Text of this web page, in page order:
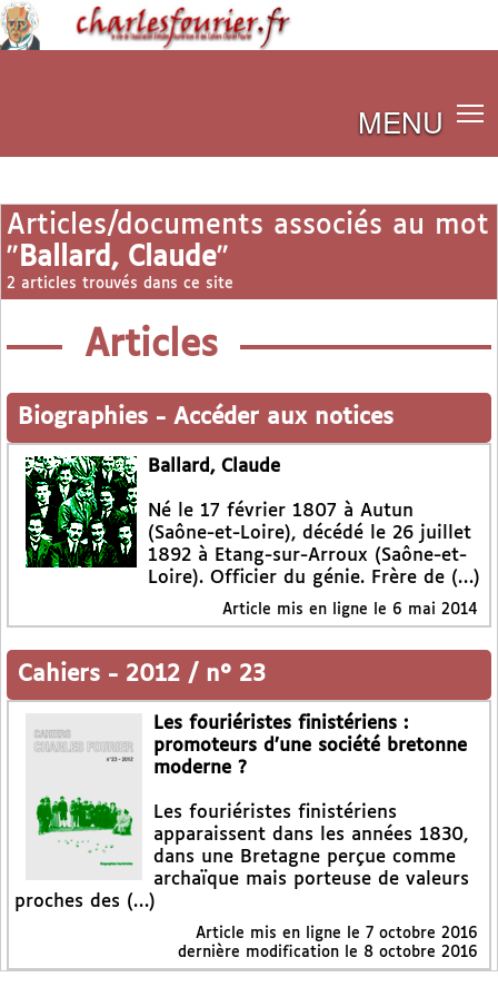
MENU
Articles/documents associés au mot
" Ballard, Claude"
2 articles trouvés dans ce site
Articles
Biographies - Accéder aux notices
Ballard, Claude
Né le 17 février 1807 à Autun
(Saône-et-Loire), décédé le 26 juillet
1892 à Etang-sur-Arroux (Saône-et-
Loire). Officier du génie. Frère de (…)
Article mis en ligne le 6 mai 2014
Cahiers - 2012 / n° 23
Les fouriéristes finistériens :
promoteurs d’une société bretonne
moderne ?
Les fouriéristes finistériens
apparaissent dans les années 1830,
dans une Bretagne perçue comme
archaïque mais porteuse de valeurs
proches des (…)
Article mis en ligne le 7 octobre 2016
dernière modification le 8 octobre 2016